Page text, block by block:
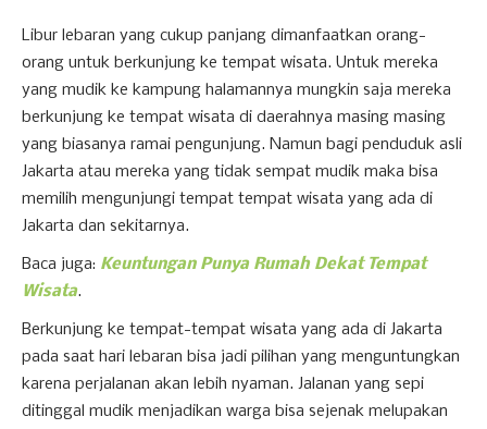
Libur lebaran yang cukup panjang dimanfaatkan orang-
orang untuk berkunjung ke tempat wisata. Untuk mereka
yang mudik ke kampung halamannya mungkin saja mereka
berkunjung ke tempat wisata di daerahnya masing masing
yang biasanya ramai pengunjung. Namun bagi penduduk asli
Jakarta atau mereka yang tidak sempat mudik maka bisa
memilih mengunjungi tempat tempat wisata yang ada di
Jakarta dan sekitarnya.
Baca juga: Keuntungan Punya Rumah Dekat Tempat
Wisata.
Berkunjung ke tempat-tempat wisata yang ada di Jakarta
pada saat hari lebaran bisa jadi pilihan yang menguntungkan
karena perjalanan akan lebih nyaman. Jalanan yang sepi
ditinggal mudik menjadikan warga bisa sejenak melupakan